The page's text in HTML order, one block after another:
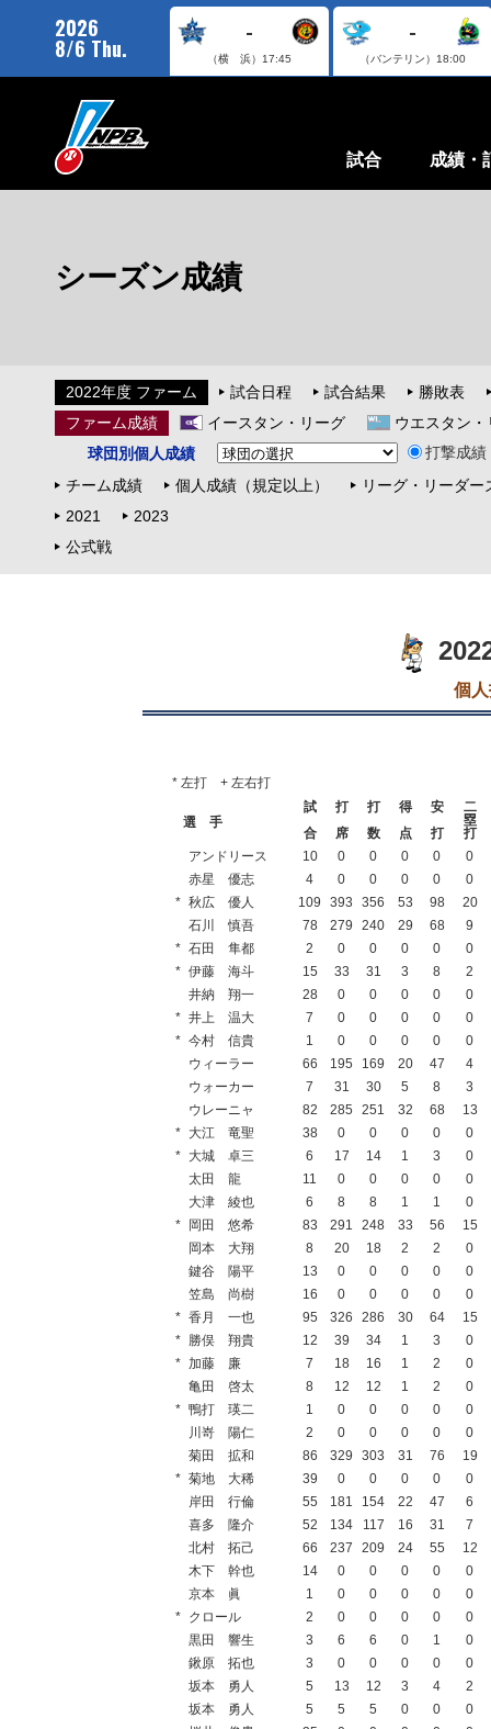
2026
8/6 Thu.
-
（横 浜） 17:45
-
（バンテリン） 18:00
試合 成績・
シーズン成績
2022年度 ファーム 試合日程 試合結果
勝敗表
ファーム成績
イースタン・リーグ
ウエスタン・
球団別個人成績
打撃成績
チーム成績
個人成績（規定以上）
リーグ・リーダー
2021
2023
公式戦
個
* 左打 + 左右打
選 手
試
合
打
席
打
数
得
点
安
打
二
塁
打
アンドリース
10 0 0 0 0
0
赤星 優志
4 0 0 0 0
0
* 秋広 優人 109 393 356 53 98
20
石川 慎吾
78 279 240 29 68
9
* 石田 隼都 2 0 0 0 0
0
* 伊藤 海斗 15 33 31 3 8
2
井納 翔一
28 0 0 0 0
0
* 井上 温大 7 0 0 0 0
0
* 今村 信貴 1 0 0 0 0
0
ウィーラー
66 195 169 20 47
4
ウォーカー
7 31 30 5 8
3
ウレーニャ
82 285 251 32 68
13
* 大江 竜聖 38 0 0 0 0
0
* 大城 卓三 6 17 14 1 3
0
太田 龍
11 0 0 0 0
0
大津 綾也
6 8 8 1 1
0
*
岡田 悠希 83 291 248 33 56
15
岡本 大翔
8 20 18 2 2
0
鍵谷 陽平
13 0 0 0 0
0
笠島 尚樹
16 0 0 0 0
0
* 香月 一也 95 326 286 30 64
15
* 勝俣 翔貴 12 39 34 1 3
0
* 加藤 廉 7 18 16 1 2
0
亀田 啓太
8 12 12 1 2
0
* 鴨打 瑛二 1 0 0 0 0
0
川嵜 陽仁
2 0 0 0 0
0
菊田 拡和
86 329 303 31 76
19
* 菊地 大稀 39 0 0 0 0
0
岸田 行倫
55 181 154 22 47
6
喜多 隆介
52 134 117 16 31
7
北村 拓己
66 237 209 24 55
12
木下 幹也
14 0 0 0 0
0
京本 眞
1 0 0 0 0
0
* クロール 2 0 0 0 0
0
黒田 響生
3 6 6 0 1
0
鍬原 拓也
3 0 0 0 0
0
坂本 勇人
5 13 12 3 4
2
坂本 勇人
5 5 5 0 0
0